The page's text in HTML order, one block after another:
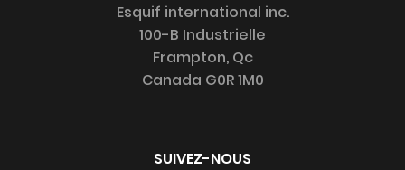
Esquif international inc.
100-B Industrielle
Frampton, Qc
Canada G0R 1M0
SUIVEZ-NOUS